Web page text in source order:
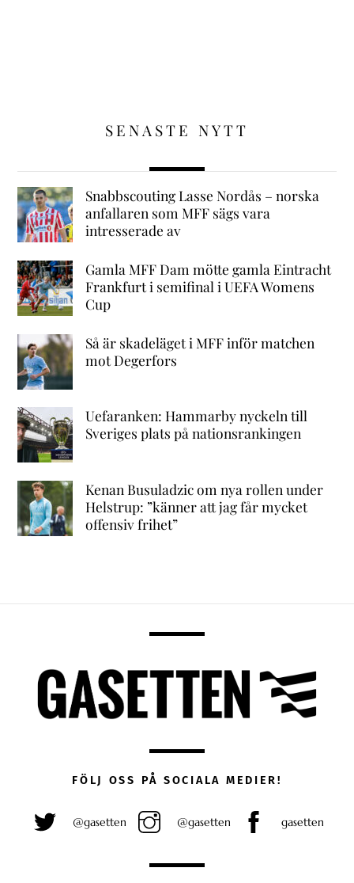
SENASTE NYTT
Snabbscouting Lasse Nordås – norska
anfallaren som MFF sägs vara
intresserade av
Gamla MFF Dam mötte gamla Eintracht
Frankfurt i semifinal i UEFA Womens
Cup
Så är skadeläget i MFF inför matchen
mot Degerfors
Uefaranken: Hammarby nyckeln till
Sveriges plats på nationsrankingen
Kenan Busuladzic om nya rollen under
Helstrup: ”känner att jag får mycket
offensiv frihet”
FÖLJ OSS PÅ SOCIALA MEDIER!
@gasetten @gasetten gasetten